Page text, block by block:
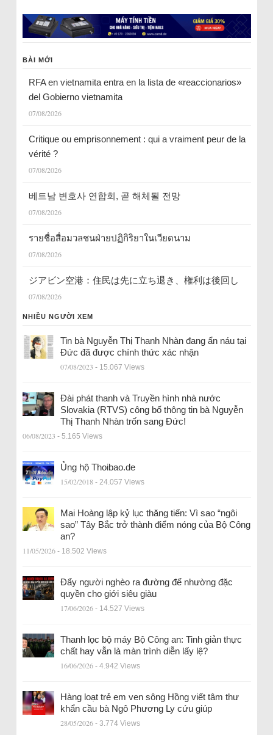
BÀI MỚI
RFA en vietnamita entra en la lista de «reaccionarios»
del Gobierno vietnamita
07/08/2026
Critique ou emprisonnement : qui a vraiment peur de la
vérité ?
07/08/2026
베트남 변호사 연합회, 곧 해체될 전망
07/08/2026
รายชื่อสื่อมวลชนฝ่ายปฏิกิริยาในเวียดนาม
07/08/2026
ジアビン空港：住民は先に立ち退き、権利は後回し
07/08/2026
NHIỀU NGƯỜI XEM
Tin bà Nguyễn Thị Thanh Nhàn đang ẩn náu tại
Đức đã được chính thức xác nhận
07/08/2023 - 15.067 Views
Đài phát thanh và Truyền hình nhà nước
Slovakia (RTVS) công bố thông tin bà Nguyễn
Thị Thanh Nhàn trốn sang Đức!
06/08/2023 - 5.165 Views
Ủng hộ Thoibao.de
15/02/2018 - 24.057 Views
Mai Hoàng lập kỷ lục thăng tiến: Vì sao “ngôi
sao” Tây Bắc trở thành điểm nóng của Bộ Công
an?
11/05/2026 - 18.502 Views
Đẩy người nghèo ra đường để nhường đặc
quyền cho giới siêu giàu
17/06/2026 - 14.527 Views
Thanh lọc bộ máy Bộ Công an: Tinh giản thực
chất hay vẫn là màn trình diễn lấy lệ?
16/06/2026 - 4.942 Views
Hàng loạt trẻ em ven sông Hồng viết tâm thư
khẩn cầu bà Ngô Phương Ly cứu giúp
28/05/2026 - 3.774 Views